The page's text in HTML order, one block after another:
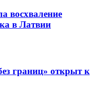
восхваление
в Латвии
границ» открыт к